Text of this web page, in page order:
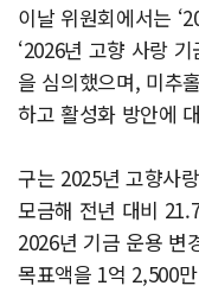
이날 위원회에서는
‘2026년 고향 사랑
을 심의했으며, 미추
하고 활성화 방안에
구는 2025년 고향사
모금해 전년 대비
2026년 기금 운용 변
목표액을 1억 2,500